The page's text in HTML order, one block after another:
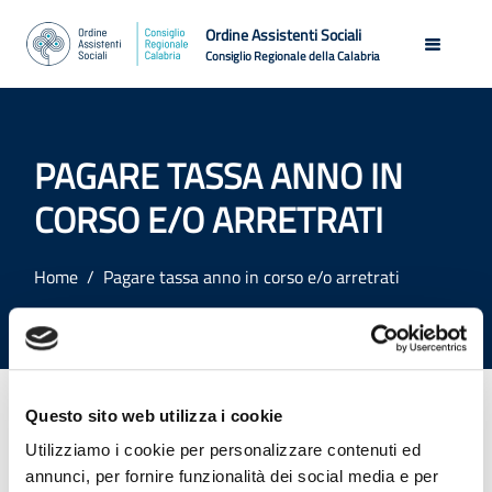
Questo sito web utilizza i cookie
Utilizziamo i cookie per personalizzare contenuti ed
annunci, per fornire funzionalità dei social media e per
Ordine Assistenti Sociali
Consiglio Regionale della Calabria
PAGARE TASSA ANNO IN
CORSO E/O ARRETRATI
Home Pagare tassa anno in corso e/o arretrati
RISCOSSIONE DELLE QUOTE ANNUALI
Il pagamento della quota relativa all'anno in essere, deve
essere effettuato,esclusivamente, tramite il bollettino